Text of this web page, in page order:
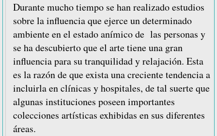
Durante mucho tiempo se han realizado estudios
sobre la influencia que ejerce un determinado
ambiente en el estado anímico de las personas y
se ha descubierto que el arte tiene una gran
influencia para su tranquilidad y relajación. Esta
es la razón de que exista una creciente tendencia a
incluirla en clínicas y hospitales, de tal suerte que
algunas instituciones poseen importantes
colecciones artísticas exhibidas en sus diferentes
áreas.